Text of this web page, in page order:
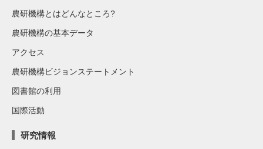
農研機構とはどんなところ?
農研機構の基本データ
アクセス
農研機構ビジョンステートメント
図書館の利用
国際活動
研究情報